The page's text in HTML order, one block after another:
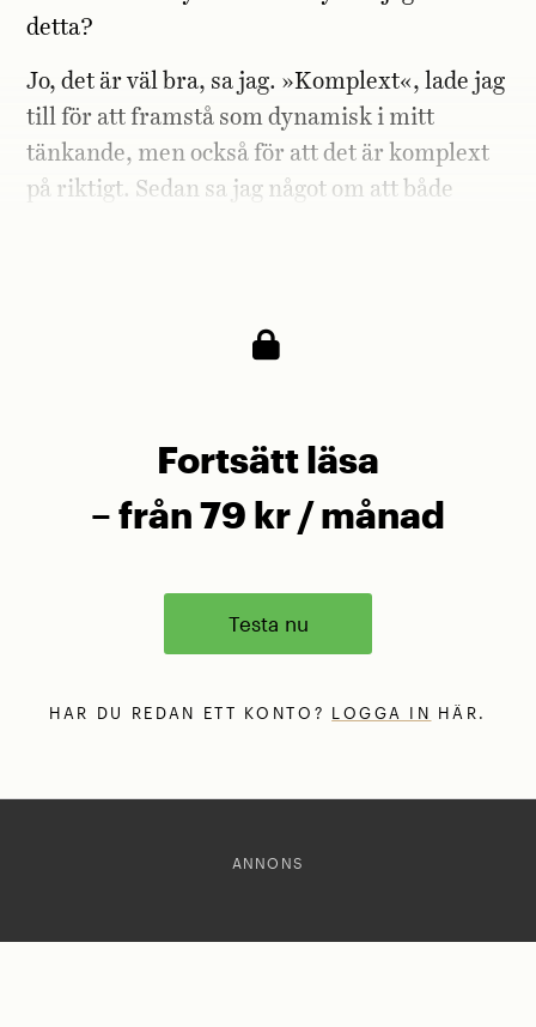
detta?
Jo, det är väl bra, sa jag. »Komplext«, lade jag
till för att framstå som dynamisk i mitt
tänkande, men också för att det är komplext
på riktigt. Sedan sa jag något om att både
Fortsätt läsa
– från 79 kr / månad
Testa nu
HAR DU REDAN ETT KONTO? LOGGA IN HÄR.
ANNONS